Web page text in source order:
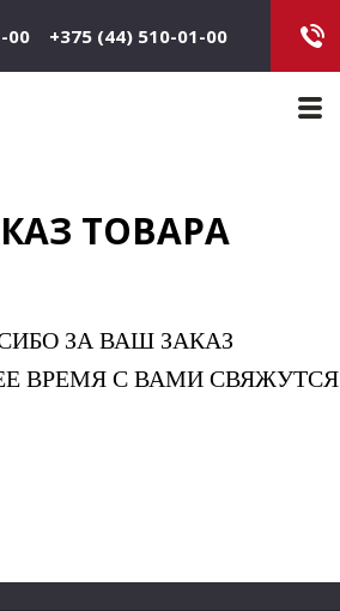
00
+375 (44) 510-01-00
ТОВАРА
ЗА ВАШ ЗАКАЗ
ВРЕМЯ С ВАМИ СВЯЖУТСЯ